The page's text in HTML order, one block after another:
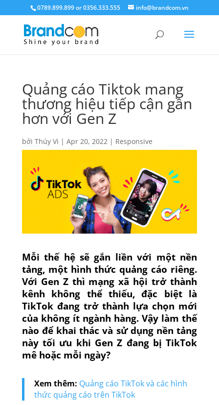
0789.899.899 or 0356.333.555 info@brandcom.vn
Quảng cáo Tiktok mang
thương hiệu tiếp cận gần
hơn với Gen Z
bởi Thúy Vi | Apr 20, 2022| Responsive
Mỗi thế hệ sẽ gắn liền với một nền
tảng, một hình thức quảng cáo riêng.
Với Gen Z thì mạng xã hội trở thành
kênh không thể thiếu, đặc biệt là
TikTok đang trở thành lựa chọn mới
của không ít ngành hàng. Vậy làm thế
nào để khai thác và sử dụng nền tảng
này tối ưu khi Gen Z đang bị TikTok
mê hoặc mỗi ngày?
Xem thêm: Quảng cáo TikTok và các hình
thức quảng cáo trên TikTok